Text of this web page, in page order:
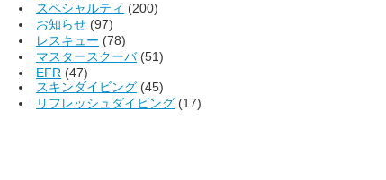
スペシャルティ (200)
お知らせ (97)
レスキュー (78)
マスタースクーバ(51)
EFR (47)
スキンダイビング (45)
リフレッシュダイビング (17)